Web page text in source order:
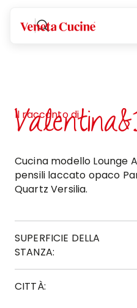
Veneta Cucine
Il racconto di
Cucina modello Lounge
pensili laccato opaco
Quartz Versilia.
SUPERFICIE DELLA
STANZA:
CITTÀ: